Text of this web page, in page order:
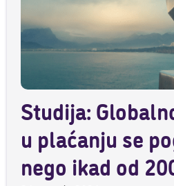
Studija:
u plaćanju se
nego ikad od